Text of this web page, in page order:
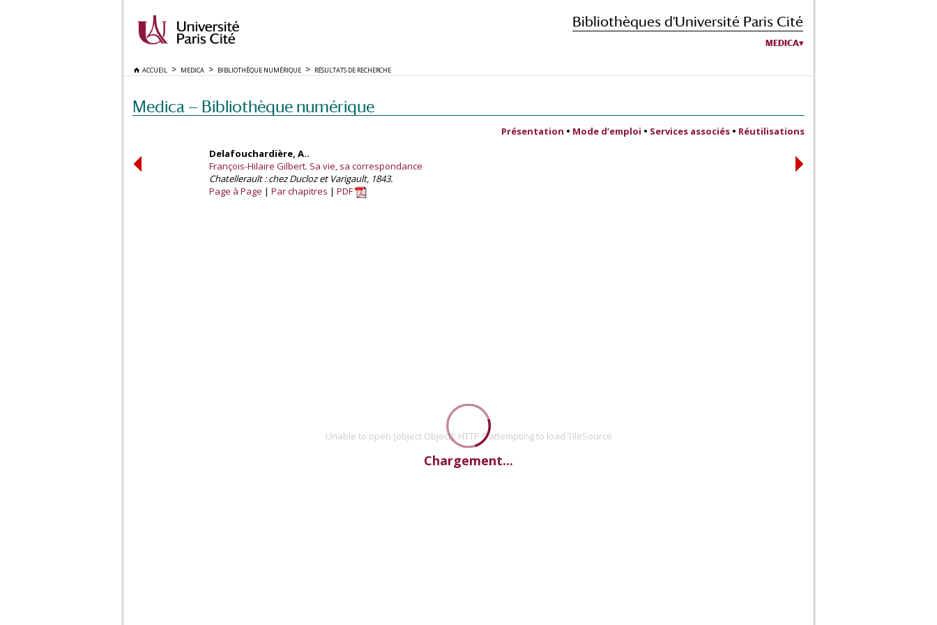
Bibliothèques d'Université Paris Cité
MEDICA
ACCUEIL MEDICA BIBLIOTHÈQUE NUMÉRIQUE RÉSULTATS DE RECHERCHE
Medica — Bibliothèque numérique
Présentation • Mode d’emploi • Services associés • Réutilisations
Delafouchardière, A..
François-Hilaire Gilbert. Sa vie, sa correspondance
Chatellerault : chez Ducloz et Varigault, 1843.
Page à Page
Par chapitres PDF
Unable to open [object Object]: HTTP 0 attempting to load TileSource
Chargement...